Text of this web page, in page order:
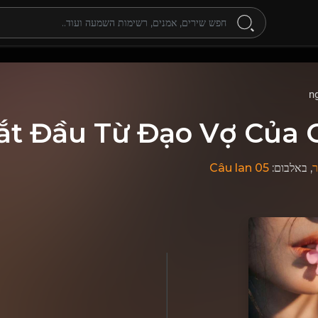
Đầu Từ Đạo Vợ Của
, באלבום: Câu lan 05